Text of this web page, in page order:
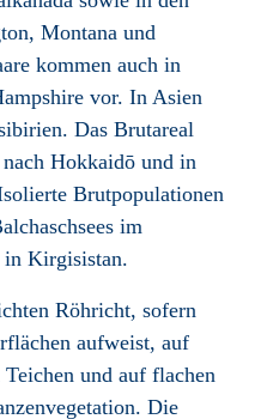
Montana und
kommen auch in
vor. In Asien
Das Brutareal
Hokkaidō und in
Brutpopulationen
im
in Kirgisistan.
Röhricht, sofern
aufweist, auf
und auf flachen
Die